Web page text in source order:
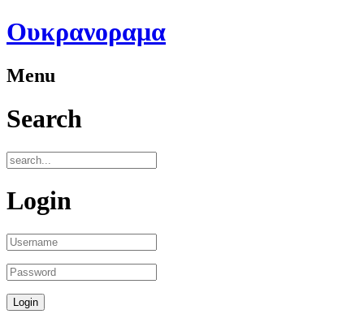
Ουκρανοραμα
Menu
Search
Login